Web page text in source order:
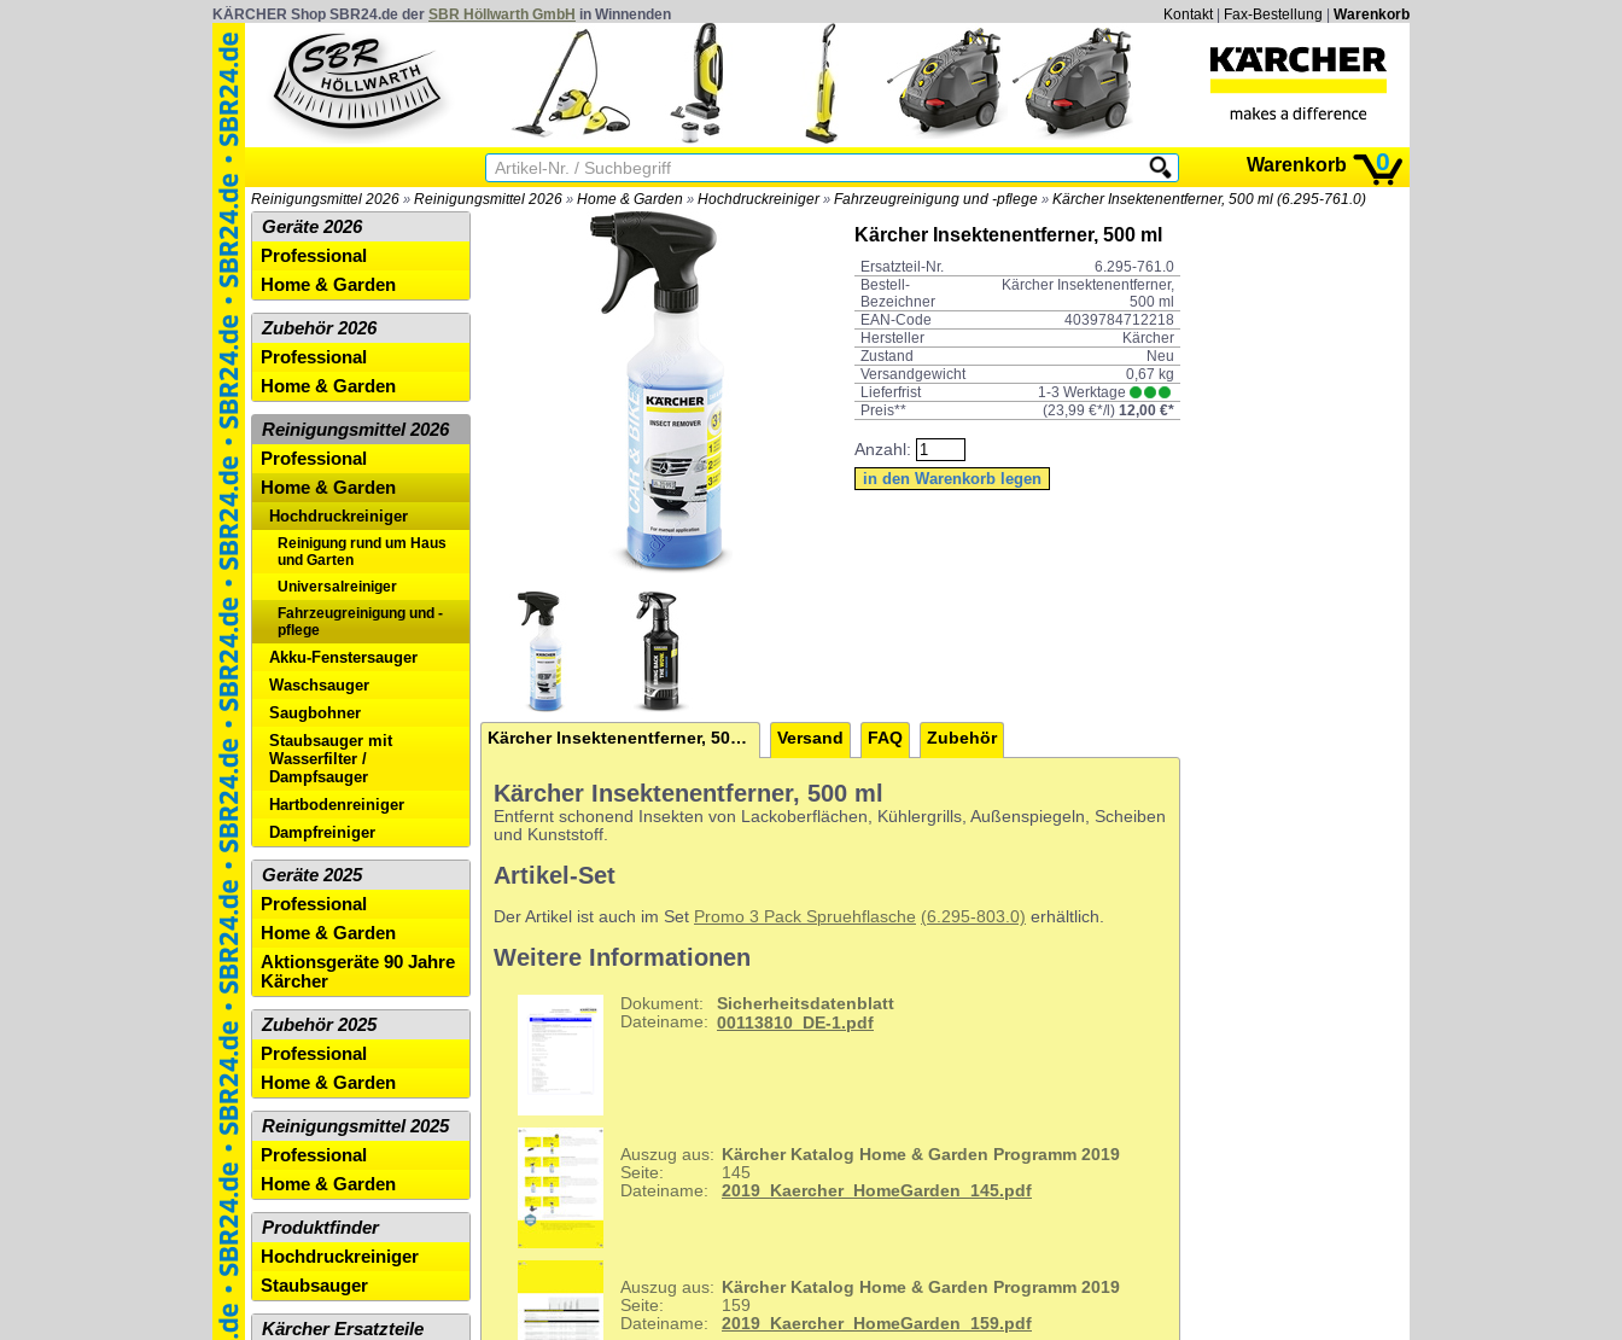
KÄRCHER Shop SBR24.de der SBR Höllwarth GmbH in Winnenden Kontakt| Fax-Bestellung Warenkorb
Warenkorb 0
Reinigungsmittel 2026 » Reinigungsmittel 2026 » Home & Garden » Hochdruckreiniger» Fahrzeugreinigung und -pflege » Kärcher Insektenentferner, 500 ml (6.295-761.0)
Kärcher Insektenentferner, 500 ml
Ersatzteil-Nr.
6.295-761.0
Bestell-
Bezeichner
Kärcher Insektenentferner,
500 ml
EAN-Code
4039784712218
Hersteller
Kärcher
Zustand
Neu
Versandgewicht
0,67 kg
Lieferfrist
1-3 Werktage
Preis**
(23,99 €*/l) 12,00 €*
Anzahl:
Kärcher Insektenentferner, 500 ml Versand FAQ Zubehör
Kärcher Insektenentferner, 500 ml
Entfernt schonend Insekten von Lackoberflächen, Kühlergrills, Außenspiegeln, Scheiben
und Kunststoff.
Artikel-Set
Der Artikel ist auch im Set Promo 3 Pack Spruehflasche (6.295-803.0) erhältlich.
Weitere Informationen
Dokument:
Sicherheitsdatenblatt
Dateiname: 00113810_DE-1.pdf
Auszug aus: Kärcher Katalog Home & Garden Programm 2019
Seite:
145
Dateiname:
2019_Kaercher_HomeGarden_145.pdf
Auszug aus: Kärcher Katalog Home & Garden Programm 2019
Seite:
159
Dateiname:
2019_Kaercher_HomeGarden_159.pdf
Geräte 2026
Professional
Home & Garden
Zubehör 2026
Professional
Home & Garden
Reinigungsmittel 2026
Professional
Home & Garden
Hochdruckreiniger
Reinigung rund um Haus
und Garten
Universalreiniger
Fahrzeugreinigung und -
pflege
Akku-Fenstersauger
Waschsauger
Saugbohner
Staubsauger mit
Wasserfilter /
Dampfsauger
Hartbodenreiniger
Dampfreiniger
Geräte 2025
Professional
Home & Garden
Aktionsgeräte 90 Jahre
Kärcher
Zubehör 2025
Professional
Home & Garden
Reinigungsmittel 2025
Professional
Home & Garden
Produktfinder
Hochdruckreiniger
Staubsauger
Kärcher Ersatzteile